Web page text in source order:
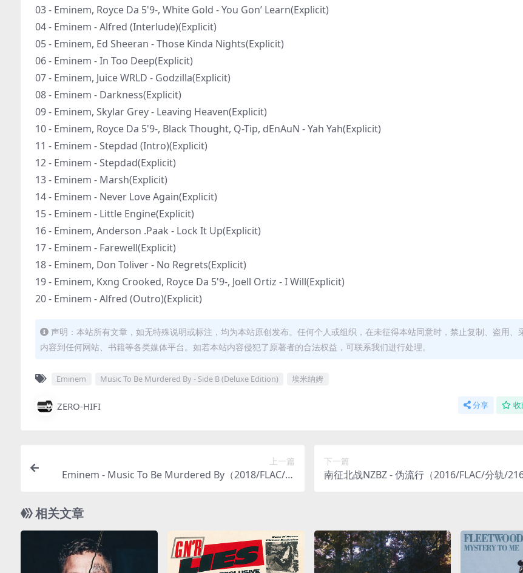
03 - Eminem, Royce Da 5'9-, White Gold - You Gon’ Learn(Explicit)
04 - Eminem - Alfred (Interlude)(Explicit)
05 - Eminem, Ed Sheeran - Those Kinda Nights(Explicit)
06 - Eminem - In Too Deep(Explicit)
07 - Eminem, Juice WRLD - Godzilla(Explicit)
08 - Eminem - Darkness(Explicit)
09 - Eminem, Skylar Grey - Leaving Heaven(Explicit)
10 - Eminem, Royce Da 5'9-, Black Thought, Q-Tip, dEnAuN - Yah Yah(Explicit)
11 - Eminem - Stepdad (Intro)(Explicit)
12 - Eminem - Stepdad(Explicit)
13 - Eminem - Marsh(Explicit)
14 - Eminem - Never Love Again(Explicit)
15 - Eminem - Little Engine(Explicit)
16 - Eminem, Anderson .Paak - Lock It Up(Explicit)
17 - Eminem - Farewell(Explicit)
18 - Eminem, Don Toliver - No Regrets(Explicit)
19 - Eminem, Kxng Crooked, Royce Da 5'9-, Joell Ortiz - I Will(Explicit)
20 - Eminem - Alfred (Outro)(Explicit)
声明：本站所有文章，如无特殊说明或标注，均为本站原创发布。任何个人或组织，在未征得本站同意时，禁止复制、盗用、
内容到任何网站、书籍等各类媒体平台。如若本站内容侵犯了原著者的合法权益，可联系我们进行处理。
Eminem Music To Be Murdered By - Side B (Deluxe Edition) 埃米纳姆
ZERO-HIFI 分享 收
上一篇
Eminem - Music To Be Murdered By（2018/FLAC/分
下一篇
南征北战NZBZ - 伪流行（2016/FLAC/分轨/
相关文章